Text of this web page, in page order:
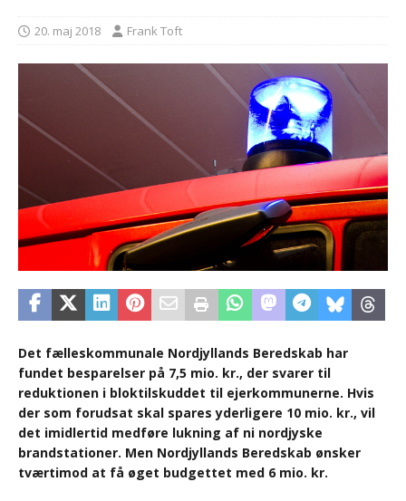
20. maj 2018 Frank Toft
Det fælleskommunale Nordjyllands Beredskab har
fundet besparelser på 7,5 mio. kr., der svarer til
reduktionen i bloktilskuddet til ejerkommunerne. Hvis
der som forudsat skal spares yderligere 10 mio. kr., vil
det imidlertid medføre lukning af ni nordjyske
brandstationer. Men Nordjyllands Beredskab ønsker
tværtimod at få øget budgettet med 6 mio. kr.